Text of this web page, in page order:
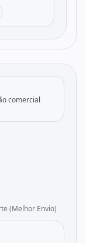
comercial
(Melhor Envio)